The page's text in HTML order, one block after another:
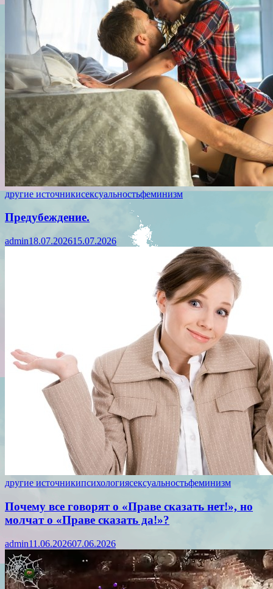
другие источникисексуальностьфеминизм
Предубеждение.
admin18.07.202615.07.2026
другие источникипсихологиясексуальностьфеминизм
Почему все говорят о «Праве сказать нет!», но
молчат о «Праве сказать да!»?
admin11.06.202607.06.2026